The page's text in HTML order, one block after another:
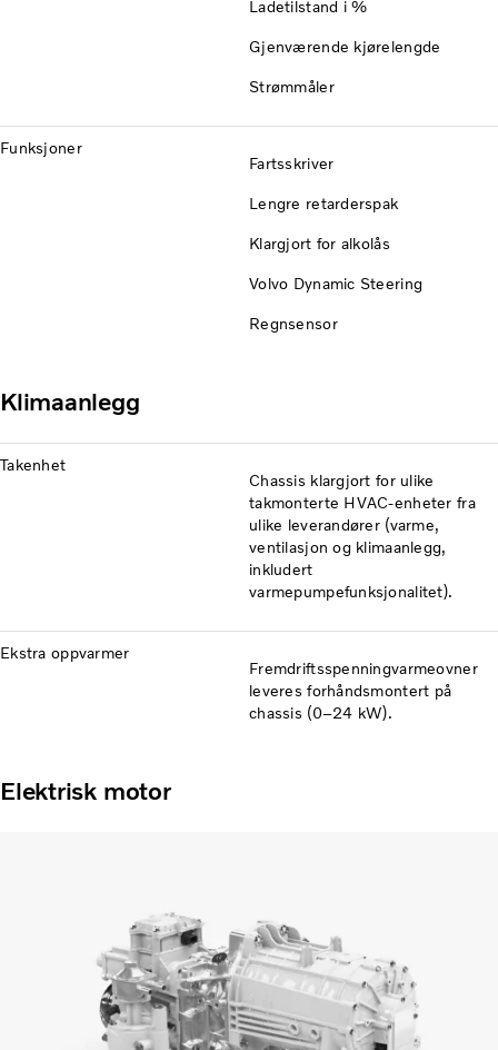
Ladetilstand i %
Gjenværende kjørelengde
Strømmåler
Funksjoner
Fartsskriver
Lengre retarderspak
Klargjort for alkolås
Volvo Dynamic Steering
Regnsensor
Klimaanlegg
Takenhet
Chassis klargjort for ulike
takmonterte HVAC-enheter fra
ulike leverandører (varme,
ventilasjon og klimaanlegg,
inkludert
varmepumpefunksjonalitet).
Ekstra oppvarmer
Fremdriftsspenningvarmeovner
leveres forhåndsmontert på
chassis (0–24 kW).
Elektrisk motor